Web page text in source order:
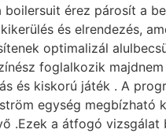
érez párosít a
és elrendezés,
optimalizál
foglalkozik
és kiskorú játék . A
egység megbízható
.Ezek a átfogó